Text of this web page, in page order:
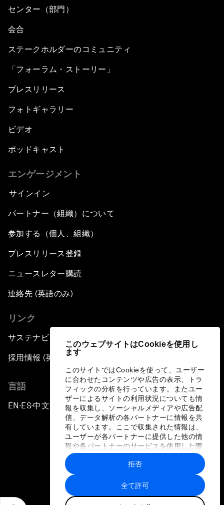
このウェブサイトはCookieを使用し
ます
このサイトではCookieを使って、ユーザー
に合わせたコンテンツや広告の表示、トラ
フィックの分析を行っています。またユー
ザーによるサイトの利用状況についても情
報を収集し、ソーシャルメディアや広告配
信、データ解析の各パートナーに情報を共
有しています。ここで収集された情報は、
ユーザーが各パートナーに提供した他の情
報や各パートナーのサービスを使用した際
に収集された情報と組み合わされ、各パー
トナーによって使用されることがありま
す。
全て許可
拒否
センター（部門）
会合
ステークホルダーのコミュニティ
「フォーラム・ストーリー」
プレスリリース
フォトギャラリー
ビデオ
ポッドキャスト
エンゲージメント
サインイン
パートナー（組織）について
参加する（個人、組織）
プレスリリース登録
ニュースレター購読
連絡先 (英語のみ)
リンク
サステナビリティへの取り組み
採用情報 (英語のみ)
言語
EN ▪ES▪中文▪ 日本語
プライバシーポリシーと利用規約
サイトマップ